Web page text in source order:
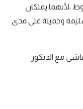
،لأنهما يملكان
وجميلة على مدى
مع الديكور